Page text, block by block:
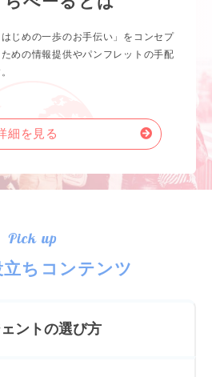
はじめの一歩のお手伝い」をコンセプ
めの情報提供やパンフレットの手配
細を見る
Pick up
立ちコンテンツ
ントの選び方